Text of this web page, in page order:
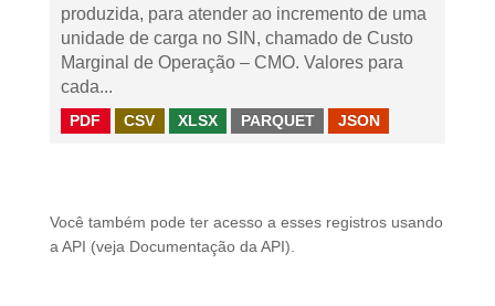
produzida, para atender ao incremento de uma
unidade de carga no SIN, chamado de Custo
Marginal de Operação – CMO. Valores para
cada...
PDF CSV XLSX PARQUET JSON
Você também pode ter acesso a esses registros usando
a API (veja Documentação da API ).